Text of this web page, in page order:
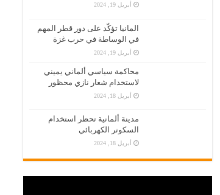
أبريل 19, 2024
المانيا تؤكّد على دور قطر المهم
في الوساطة في حرب غزة
أبريل 19, 2024
محاكمة سياسي ألماني يميني
لاستخدام شعار نازي محظور
أبريل 18, 2024
مدينة ألمانية تحظر استخدام
السكوتر الكهربائي
أبريل 18, 2024